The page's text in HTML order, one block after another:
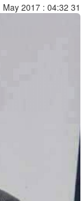
31 May 2017 : 04:32